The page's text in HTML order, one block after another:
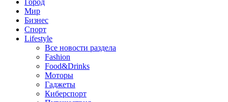
Город
Мир
Бизнес
Спорт
Lifestyle
Все новости раздела
Fashion
Food&Drinks
Моторы
Гаджеты
Киберспорт